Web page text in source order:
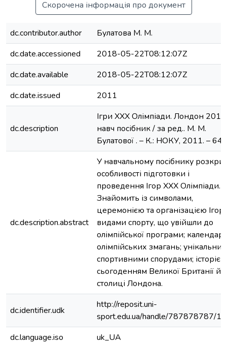
Скорочена інформація про документ
dc.contributor.author
Булатова М. М.
dc.date.accessioned
2018-05-22T08:12:07Z
dc.date.available
2018-05-22T08:12:07Z
dc.date.issued
2011
dc.description
Ігри ХХХ Олімпіади. Лондон 2012:
навч посібник / за ред.. М. М.
Булатової . – К.: НОКУ, 2011. – 64
dc.description.abstract
У навчальному посібнику
особливості підготовки і
проведення Ігор ХХХ Олімпіади.
Знайомить із символами,
церемонією та організацією Ігор;
видами спорту, що увійшли до
олімпійської програми;
олімпійських змагань;
спортивними спорудами;
сьогоденням Великої Британії й її
столиці Лондона.
dc.identifier.udk
http://reposit.uni-
sport.edu.ua/handle/787878787/
dc.language.iso
uk_UA